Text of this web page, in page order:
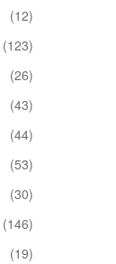
(12)
(123)
(26)
(43)
(44)
(53)
(30)
(146)
(19)